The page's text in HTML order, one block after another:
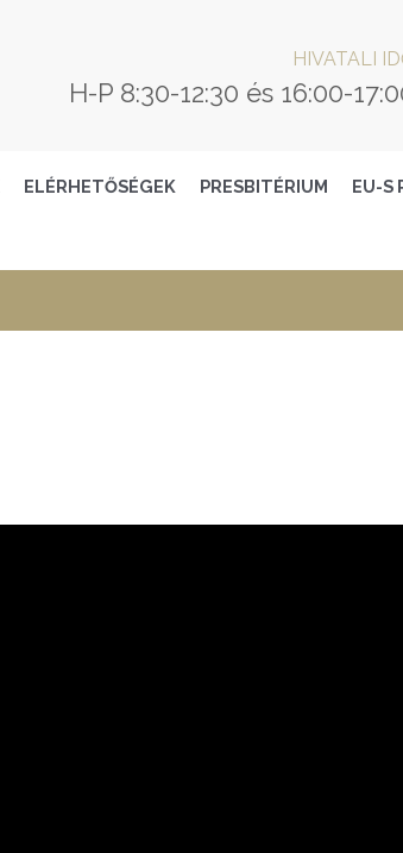
HIVATALI
H-P 8:30-12:30 és 16:00-
ELÉRHETŐSÉGEK PRESBITÉRIUM EU-S